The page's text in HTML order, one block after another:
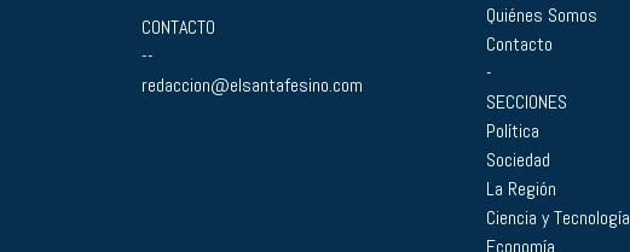
CONTACTO
--
redaccion@elsantafesino.com
Quiénes Somos
Contacto
-
SECCIONES
Política
Sociedad
La Región
Ciencia y Tecnología
Economía